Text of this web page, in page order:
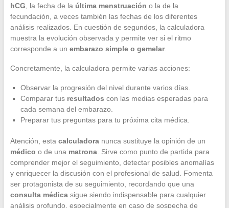
hCG , la fecha de la última menstruación o la de la
fecundación, a veces también las fechas de los diferentes
análisis realizados. En cuestión de segundos, la calculadora
muestra la evolución observada y permite ver si el ritmo
corresponde a un embarazo simple o gemelar.
Concretamente, la calculadora permite varias acciones:
Observar la progresión del nivel durante varios días.
Comparar tus resultados con las medias esperadas para
cada semana del embarazo.
Preparar tus preguntas para tu próxima cita médica.
Atención, esta calculadoranunca sustituye la opinión de un
médico o de una matrona. Sirve como punto de partida para
comprender mejor el seguimiento, detectar posibles anomalías
y enriquecer la discusión con el profesional de salud. Fomenta
ser protagonista de su seguimiento, recordando que una
consulta médicasigue siendo indispensable para cualquier
análisis profundo, especialmente en caso de sospecha de